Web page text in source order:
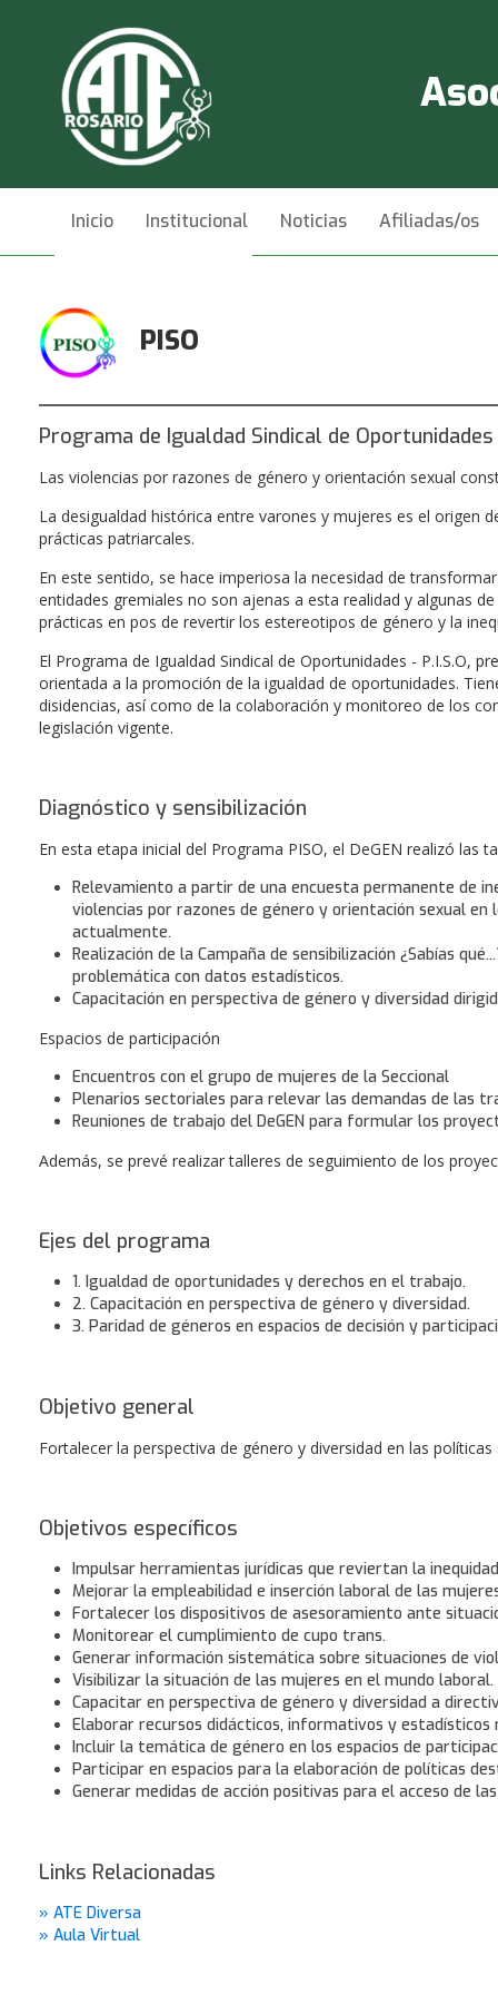
Inicio Institucional Noticias Afiliadas/os
PISO
Programa de Igualdad Sindical de Oportunidades
Las violencias por razones de género y orientación sexual
La desigualdad histórica entre varones y mujeres es el origen
prácticas patriarcales.
En este sentido, se hace imperiosa la necesidad de
entidades gremiales no son ajenas a esta realidad y algunas
prácticas en pos de revertir los estereotipos de género y la
El Programa de Igualdad Sindical de Oportunidades - P.I.S.O,
orientada a la promoción de la igualdad de oportunidades.
disidencias, así como de la colaboración y monitoreo de los
legislación vigente.
Diagnóstico y sensibilización
En esta etapa inicial del Programa PISO, el DeGEN realizó las
Relevamiento a partir de una encuesta permanente de
violencias por razones de género y orientación sexual
actualmente.
Realización de la Campaña de sensibilización ¿Sabías
problemática con datos estadísticos.
Capacitación en perspectiva de género y diversidad
Espacios de participación
Encuentros con el grupo de mujeres de la Seccional
Plenarios sectoriales para relevar las demandas de las
Reuniones de trabajo del DeGEN para formular los
Además, se prevé realizar talleres de seguimiento de los
Ejes del programa
1. Igualdad de oportunidades y derechos en el trabajo.
2. Capacitación en perspectiva de género y diversidad.
3. Paridad de géneros en espacios de decisión y
Objetivo general
Fortalecer la perspectiva de género y diversidad en las políticas
Objetivos específicos
Impulsar herramientas jurídicas que reviertan la
Mejorar la empleabilidad e inserción laboral de las
Fortalecer los dispositivos de asesoramiento ante
Monitorear el cumplimiento de cupo trans.
Generar información sistemática sobre situaciones de
Visibilizar la situación de las mujeres en el mundo laboral.
Capacitar en perspectiva de género y diversidad a
Elaborar recursos didácticos, informativos y
Incluir la temática de género en los espacios de
Participar en espacios para la elaboración de políticas
Generar medidas de acción positivas para el acceso de
Links Relacionadas
» ATE Diversa
» Aula Virtual